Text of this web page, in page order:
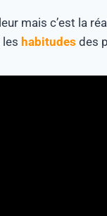
mais c’est la
les habitudes des